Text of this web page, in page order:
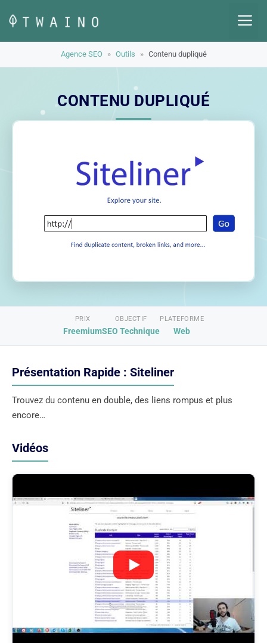
au
contenu
Agence SEO » Outils » Contenu dupliqué
CONTENU DUPLIQUÉ
PRIX
Freemium
OBJECTIF
SEO Technique
PLATEFORME
Web
Présentation Rapide : Siteliner
Trouvez du contenu en double, des liens rompus et plus
encore…
Vidéos